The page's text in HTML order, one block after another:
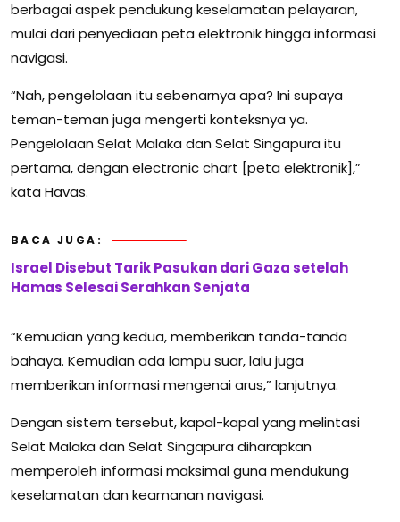
berbagai aspek pendukung keselamatan pelayaran,
mulai dari penyediaan peta elektronik hingga informasi
navigasi.
“Nah, pengelolaan itu sebenarnya apa? Ini supaya
teman-teman juga mengerti konteksnya ya.
Pengelolaan Selat Malaka dan Selat Singapura itu
pertama, dengan electronic chart [peta elektronik],”
kata Havas.
BACA JUGA:
Israel Disebut Tarik Pasukan dari Gaza setelah
Hamas Selesai Serahkan Senjata
“Kemudian yang kedua, memberikan tanda-tanda
bahaya. Kemudian ada lampu suar, lalu juga
memberikan informasi mengenai arus,” lanjutnya.
Dengan sistem tersebut, kapal-kapal yang melintasi
Selat Malaka dan Selat Singapura diharapkan
memperoleh informasi maksimal guna mendukung
keselamatan dan keamanan navigasi.